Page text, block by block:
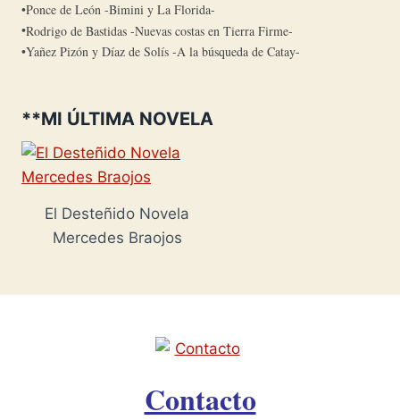
Ponce de León -Bimini y La Florida-
Rodrigo de Bastidas -Nuevas costas en Tierra Firme-
Yañez Pizón y Díaz de Solís -A la búsqueda de Catay-
**MI ÚLTIMA NOVELA
El Desteñido Novela
Mercedes Braojos
Contacto